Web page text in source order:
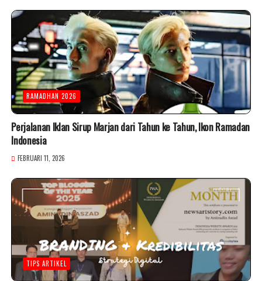
RAMADHAN 2026
Perjalanan Iklan Sirup Marjan dari Tahun ke Tahun, Ikon Ramadan
Indonesia
FEBRUARI 11, 2026
TIPS ARTIKEL